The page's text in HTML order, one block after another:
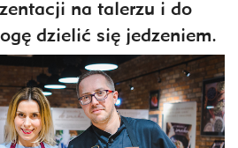
na talerzu i do
dzielić się jedzeniem.